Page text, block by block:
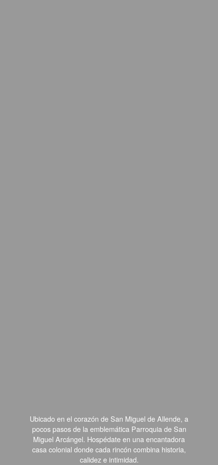
Ubicado en el corazón de San Miguel de Allende, a
pocos pasos de la emblemática Parroquia de San
Miguel Arcángel. Hospédate en una encantadora
casa colonial donde cada rincón combina historia,
calidez e intimidad.